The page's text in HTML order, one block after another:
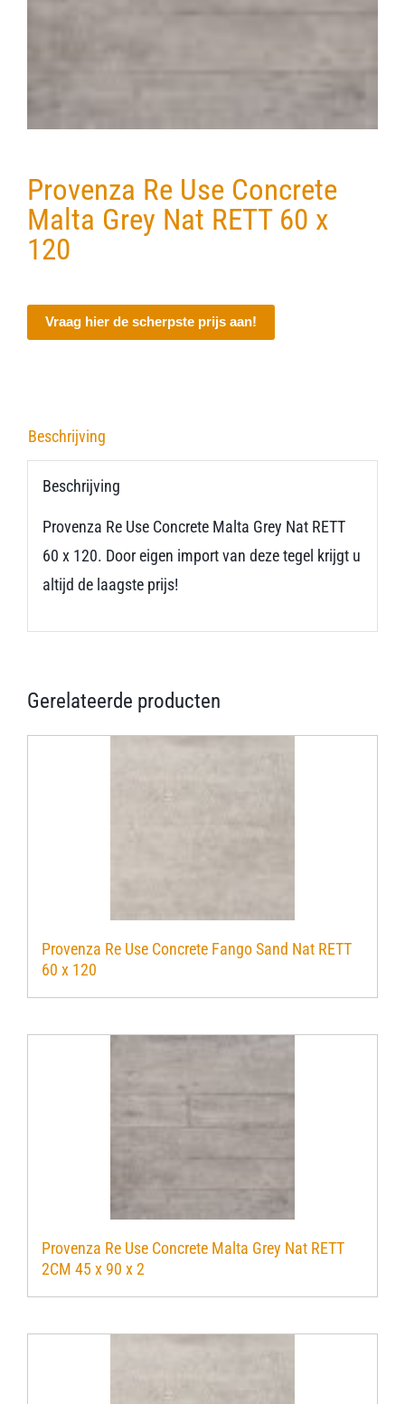
Provenza Re Use Concrete
Malta Grey Nat RETT 60 x
120
Vraag hier de scherpste prijs aan!
Beschrijving
Beschrijving
Provenza Re Use Concrete Malta Grey Nat RETT
60 x 120. Door eigen import van deze tegel krijgt u
altijd de laagste prijs!
Gerelateerde producten
Provenza Re Use Concrete Fango Sand Nat RETT
60 x 120
Provenza Re Use Concrete Malta Grey Nat RETT
2CM 45 x 90 x 2